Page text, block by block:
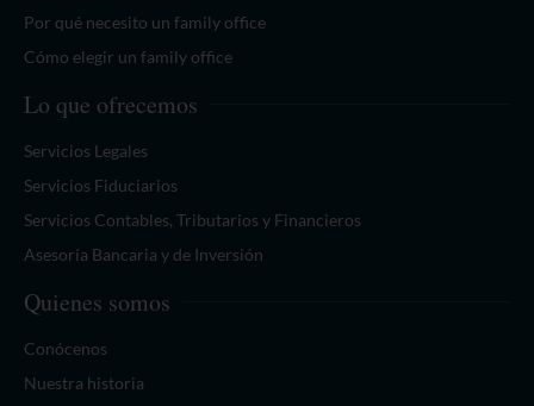
Por qué necesito un family office
Cómo elegir un family office
Lo que ofrecemos
Servicios Legales
Servicios Fiduciarios
Servicios Contables, Tributarios y Financieros
Asesoría Bancaria y de Inversión
Quienes somos
Conócenos
Nuestra historia